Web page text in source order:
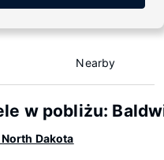
Nearby
w pobliżu:
Dakota